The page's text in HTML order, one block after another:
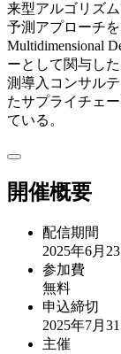
来型アルゴリズ
予測アプローチ
Multidimensional
ーとして関与し
測導入コンサル
たサプライチェ
ている。
開催概要
配信期間
2025年6月
参加費
無料
申込締切
2025年7月
主催